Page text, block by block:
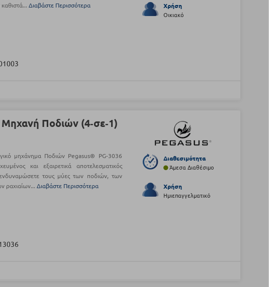
καθιστά...Διαβάστε Περισσότερα
Χρήση
Οικιακό
Ποδιών (4‑σε‑1)
μηχάνημα Ποδιών Pegasus® PG-3036
και εξαιρετικά αποτελεσματικός
τους μύες των ποδιών, των
ραχιαίων...Διαβάστε Περισσότερα
Διαθεσιμότητα
Άμεσα Διαθέσιμο
Χρήση
Ημιεπαγγελματικό